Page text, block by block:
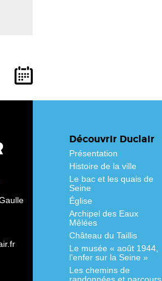
Découvrir Duclair
Présentation
Histoire de la ville
Le bac et les quais de
Seine
Église
Archipel des Eaux
Mêlées
Château du Taillis
Le musée « août 1944,
l’enfer sur la Seine »
Les chemins de